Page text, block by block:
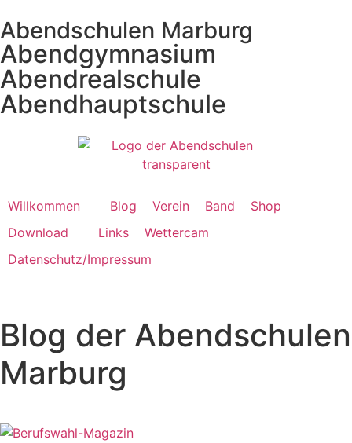
Abendschulen Marburg
Abendgymnasium
Abendrealschule
Abendhauptschule
Willkommen Blog Verein Band
Shop
Download
Links
Wettercam
Datenschutz/Impressum
Blog der Abendschulen
Marburg​